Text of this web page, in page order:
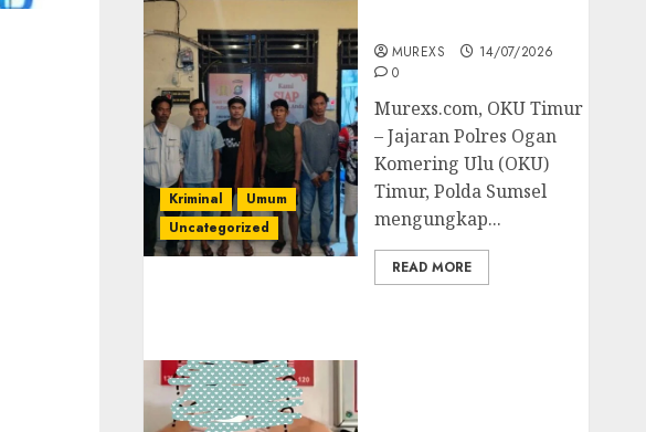
Kriminal
Umum
Uncategorized
MUREXS
14/07/2026
0
Murexs.com, OKU Timur
– Jajaran Polres Ogan
Komering Ulu (OKU)
Timur, Polda Sumsel
mengungkap...
READ MORE